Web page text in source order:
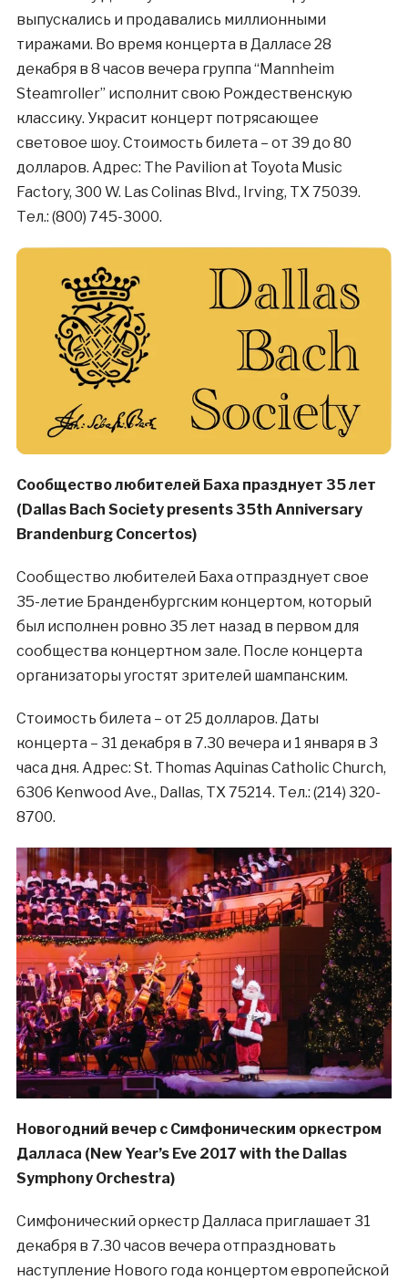
выпускались и продавались миллионными
тиражами. Во время концерта в Далласе 28
декабря в 8 часов вечера группа “Mannheim
Steamroller” исполнит свою Рождественскую
классику. Украсит концерт потрясающее
световое шоу. Стоимость билета – от 39 до 80
долларов. Адрес: The Pavilion at Toyota Music
Factory, 300 W. Las Colinas Blvd., Irving, TX 75039.
Тел.: (800) 745-3000.
Сообщество любителей Баха празднует 35 лет
(Dallas Bach Society presents 35th Anniversary
Brandenburg Concertos)
Сообщество любителей Баха отпразднует свое
35-летие Бранденбургским концертом, который
был исполнен ровно 35 лет назад в первом для
сообщества концертном зале. После концерта
организаторы угостят зрителей шампанским.
Стоимость билета – от 25 долларов. Даты
концерта – 31 декабря в 7.30 вечера и 1 января в 3
часа дня. Адрес: St. Thomas Aquinas Catholic Church,
6306 Kenwood Ave., Dallas, TX 75214. Тел.: (214) 320-
8700.
Новогодний вечер с Симфоническим оркестром
Далласа (New Year’s Eve 2017 with the Dallas
Symphony Orchestra)
Симфонический оркестр Далласа приглашает 31
декабря в 7.30 часов вечера отпраздновать
наступление Нового года концертом европейской